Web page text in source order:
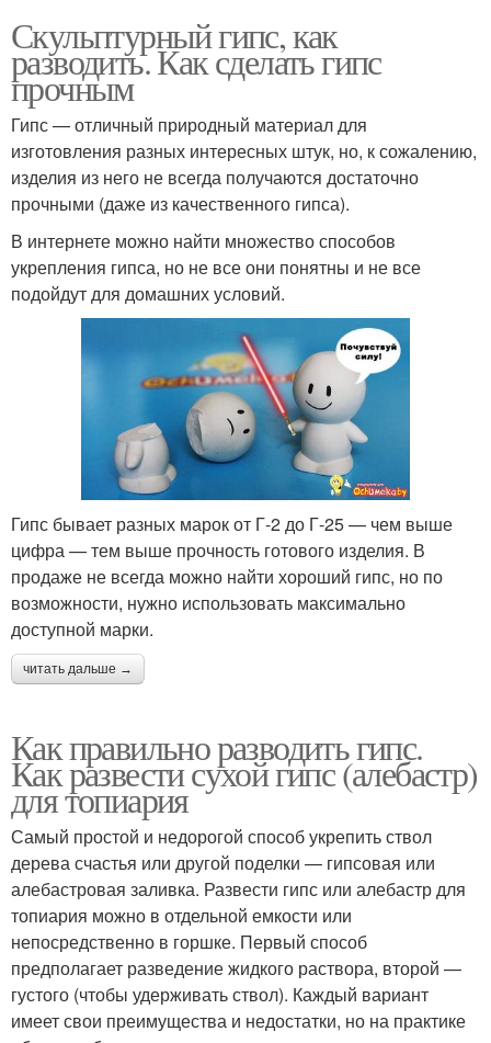
Скульптурный гипс, как
разводить. Как сделать гипс
прочным
Гипс — отличный природный материал для
изготовления разных интересных штук, но, к сожалению,
изделия из него не всегда получаются достаточно
прочными (даже из качественного гипса).
В интернете можно найти множество способов
укрепления гипса, но не все они понятны и не все
подойдут для домашних условий.
Гипс бывает разных марок от Г-2 до Г-25 — чем выше
цифра — тем выше прочность готового изделия. В
продаже не всегда можно найти хороший гипс, но по
возможности, нужно использовать максимально
доступной марки.
читать дальше →
Как правильно разводить гипс.
Как развести сухой гипс (алебастр)
для топиария
Самый простой и недорогой способ укрепить ствол
дерева счастья или другой поделки — гипсовая или
алебастровая заливка. Развести гипс или алебастр для
топиария можно в отдельной емкости или
непосредственно в горшке. Первый способ
предполагает разведение жидкого раствора, второй —
густого (чтобы удерживать ствол). Каждый вариант
имеет свои преимущества и недостатки, но на практике